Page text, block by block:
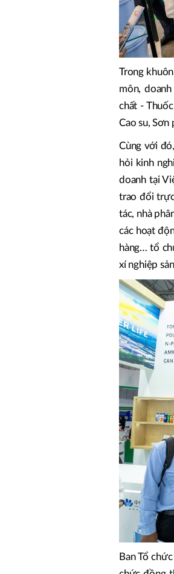
Trong
môn,
chất -
Cao su, Sơn
Cùng với
hỏi kinh
doanh tại
trao đổi
tác, nhà
các hoạt
hàng… tổ
xí nghiệp
Ban Tổ